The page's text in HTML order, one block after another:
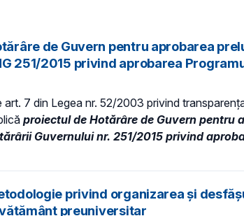
de Guvern pentru aprobarea
251/2015 privind aprobarea
7 din Legea nr. 52/2003 privind
proiectul de Hotărâre de Guvern pentru
Guvernului nr. 251/2015 privind
privind organizarea și
preuniversitar